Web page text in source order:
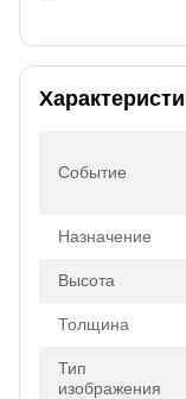
Событие
Назначение
Высота
Толщина
Тип
изображения